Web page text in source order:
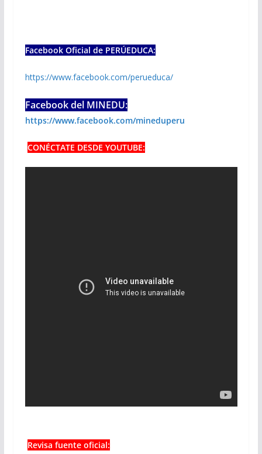
Facebook Oficial de PERÚEDUCA:
https://www.facebook.com/perueduca/
Facebook del MINEDU:
https://www.facebook.com/mineduperu
CONÉCTATE DESDE YOUTUBE:
Revisa fuente oficial: